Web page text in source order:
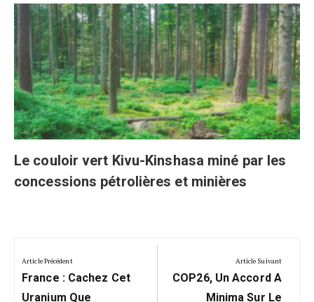
Le couloir vert Kivu-Kinshasa miné par les
concessions pétrolières et minières
de
l’article
Article Précédent
Previous
Post:
France : Cachez Cet
Uranium Que
Article Suivant
Next
COP26, Un Accord A
Minima Sur Le